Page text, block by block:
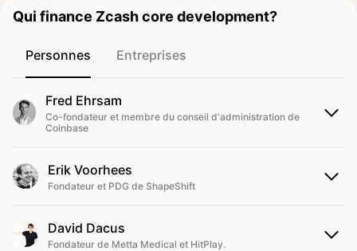
Qui finance Zcash core development?
Personnes Entreprises
Fred Ehrsam
Co-fondateur et membre du conseil d'administration de
Coinbase
Erik Voorhees
Fondateur et PDG de ShapeShift
David Dacus
Fondateur de Metta Medical et HitPlay.